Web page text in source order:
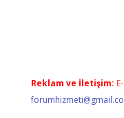
Reklam ve İletişim: